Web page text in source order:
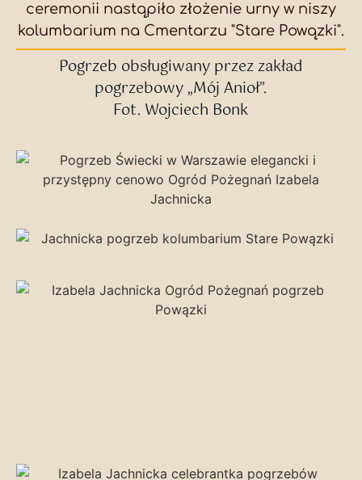
ceremonii nastąpiło złożenie urny w niszy
kolumbarium na Cmentarzu "Stare Powązki".
Pogrzeb obsługiwany przez zakład
pogrzebowy „Mój Anioł”.
Fot. Wojciech Bonk